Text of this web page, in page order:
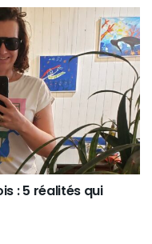
: 5 réalités qui